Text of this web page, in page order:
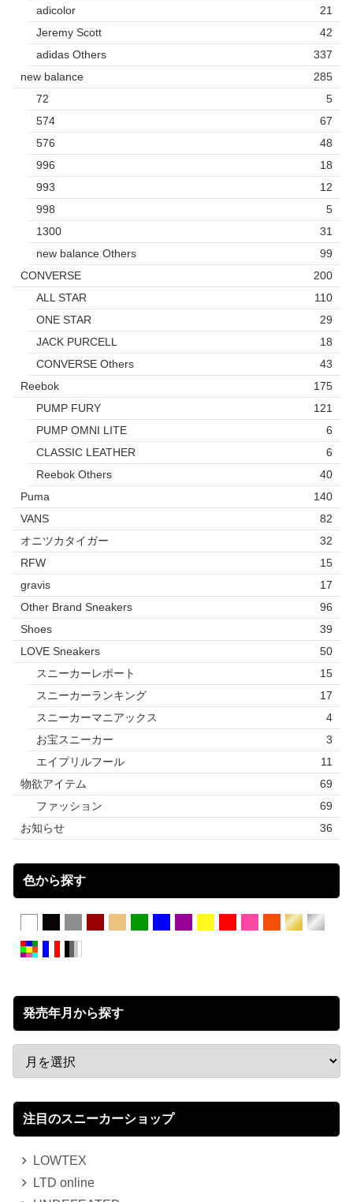
adicolor
21
Jeremy Scott
42
adidas Others
337
new balance
285
72
5
574
67
576
48
996
18
993
12
998
5
1300
31
new balance Others
99
CONVERSE
200
ALL STAR
110
ONE STAR
29
JACK PURCELL
18
CONVERSE Others
43
Reebok
175
PUMP FURY
121
PUMP OMNI LITE
6
CLASSIC LEATHER
6
Reebok Others
40
Puma
140
VANS
82
オニツカタイガー
32
RFW
15
gravis
17
Other Brand Sneakers
96
Shoes
39
LOVE Sneakers
50
スニーカーレポート
15
スニーカーランキング
17
スニーカーマニアックス
4
お宝スニーカー
3
エイプリルフール
11
物欲アイテム
69
ファッション
69
お知らせ
36
色から探す
発売年月から探す
注目のスニーカーショップ
LOWTEX
LTD online